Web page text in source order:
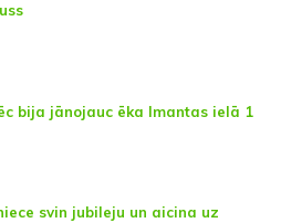
bija jānojauc ēka Imantas ielā 1
svin jubileju un aicina uz